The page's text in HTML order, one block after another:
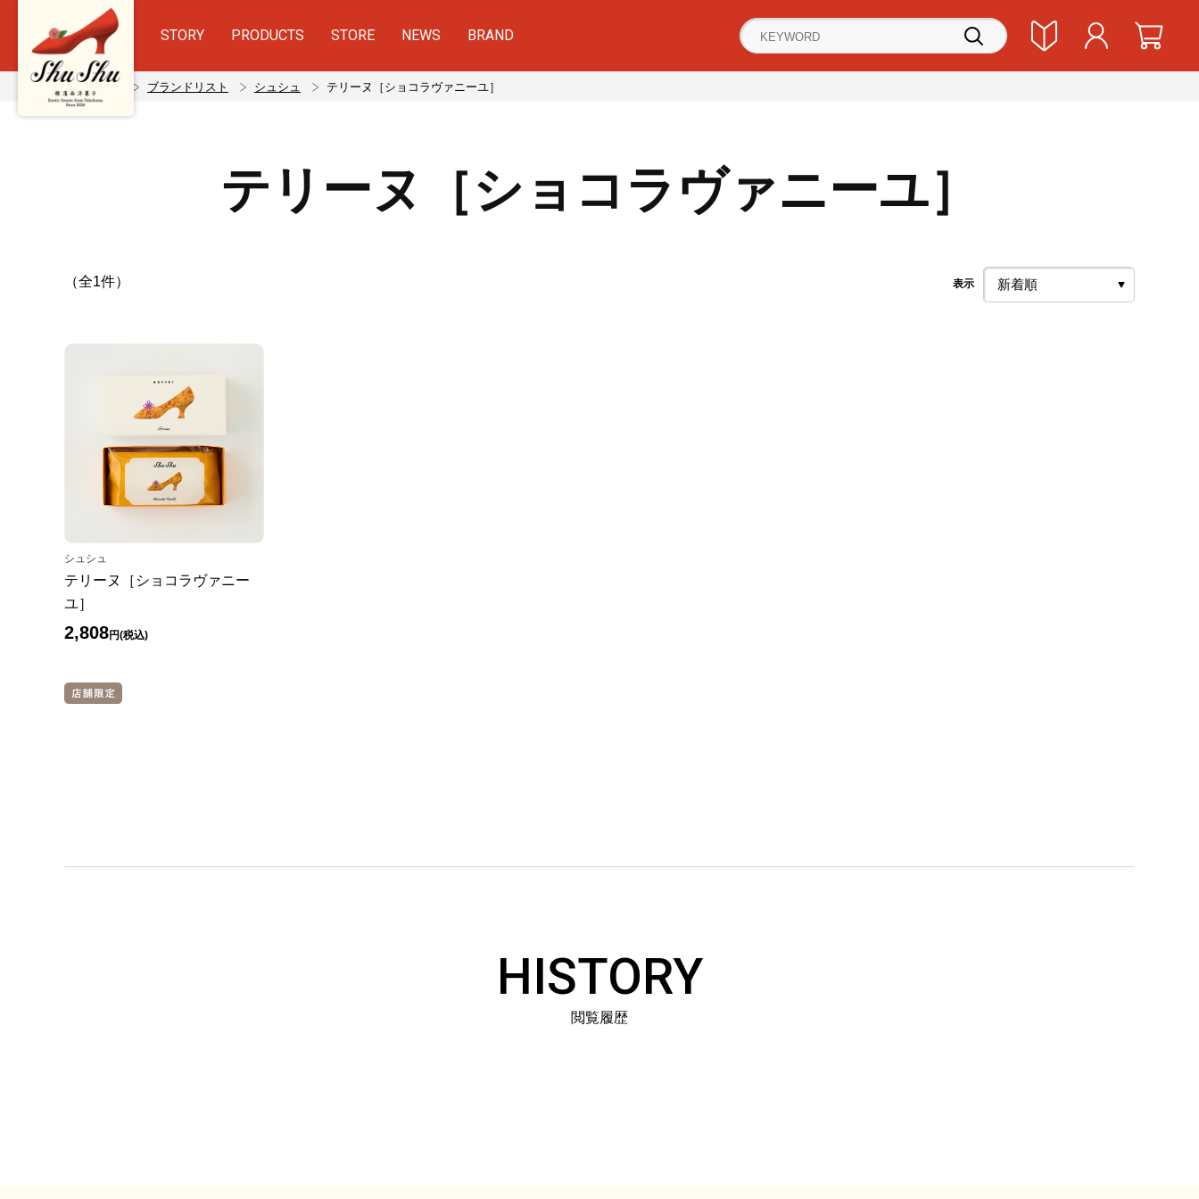
STORY PRODUCTS STORE NEWS BRAND
ホーム ブランドリスト シュシュ テリーヌ［ショコラヴァニーユ］
テリーヌ［ショコラヴァニーユ］
表示
（全1件）
シュシュ
テリーヌ［ショコラヴァニー
ユ］
2,808円
HISTORY
閲覧履歴